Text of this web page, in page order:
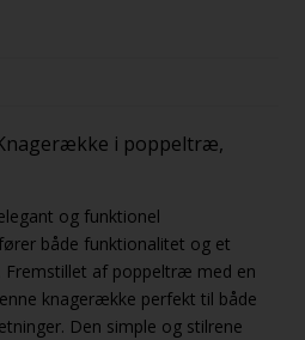
i poppeltræ,
og funktionel
både funktionalitet og et
Fremstillet af poppeltræ med en
knagerække perfekt til både
Den simple og stilrene